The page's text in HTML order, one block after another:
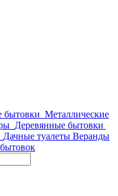
бытовки Металлические
Деревянные бытовки
Дачные туалеты Веранды